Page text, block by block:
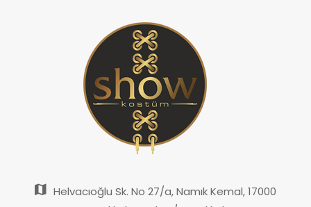
Helvacıoğlu Sk. No 27/a, Namık Kemal, 17000